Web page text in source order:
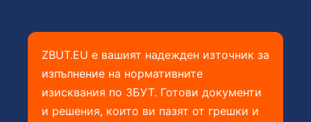
ZBUT.EU е вашият надежден източник за
изпълнение на нормативните
изисквания по ЗБУТ. Готови документи
и решения, които ви пазят от грешки и